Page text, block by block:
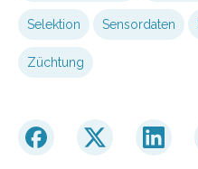
Selektion Sensordaten
Züchtung